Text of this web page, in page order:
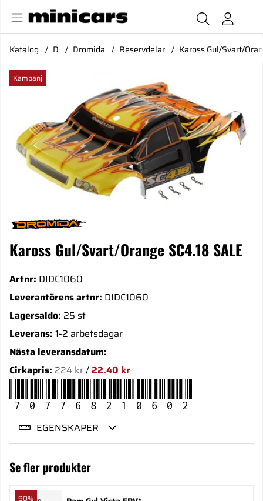
Katalog D Dromida Reservdelar Kaross Gul/Svart/
Kampanj
Produktbilder Kaross Gul/Svart/Orange SC4.18 SALE
Kaross Gul/Svart/Orange SC4.18 SALE
Artnr: DIDC1060
Leverantörens artnr: DIDC1060
Lagersaldo: 25 st
Leverans: 1-2 arbetsdagar
Nästa leveransdatum:
Cirkapris: 224 kr/22.40 kr
707768210602
EGENSKAPER
Se fler produkter
90%